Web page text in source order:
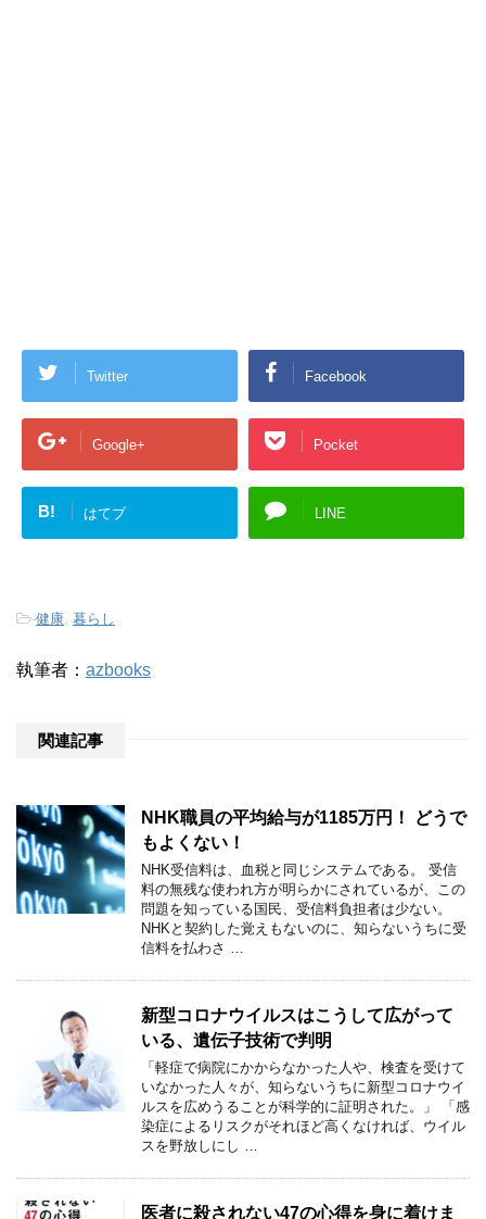
Twitter Facebook
Google+ Pocket
B! はてブ LINE
-健康 暮らし
執筆者： azbooks
関連記事
NHK職員の平均給与が1185万円！ どうで
もよくない！
NHK受信料は、血税と同じシステムである。 受信
料の無残な使われ方が明らかにされているが、この
問題を知っている国民、受信料負担者は少ない。
NHKと契約した覚えもないのに、知らないうちに受
信料を払わさ …
新型コロナウイルスはこうして広がって
いる、遺伝子技術で判明
「軽症で病院にかからなかった人や、検査を受けて
いなかった人々が、知らないうちに新型コロナウイ
ルスを広めうることが科学的に証明された。」 「感
染症によるリスクがそれほど高くなければ、ウイル
スを野放しにし …
医者に殺されない47の心得を身に着けま